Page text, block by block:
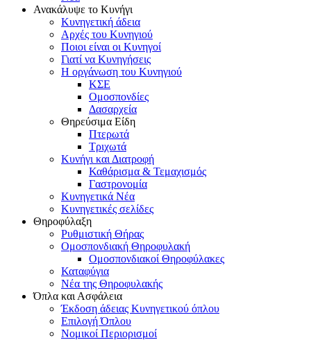
Ανακάλυψε το Κυνήγι
Κυνηγετική άδεια
Αρχές του Κυνηγιού
Ποιοι είναι οι Κυνηγοί
Γιατί να Κυνηγήσεις
Η οργάνωση του Κυνηγιού
ΚΣΕ
Ομοσπονδίες
Δασαρχεία
Θηρεύσιμα Είδη
Πτερωτά
Τριχωτά
Κυνήγι και Διατροφή
Καθάρισμα & Τεμαχισμός
Γαστρονομία
Κυνηγετικά Νέα
Κυνηγετικές σελίδες
Θηροφύλαξη
Ρυθμιστική Θήρας
Ομοσπονδιακή Θηροφυλακή
Oμοσπονδιακοί Θηροφύλακες
Καταφύγια
Νέα της Θηροφυλακής
Όπλα και Ασφάλεια
Έκδοση άδειας Κυνηγετικού όπλου
Επιλογή Όπλου
Νομικοί Περιορισμοί